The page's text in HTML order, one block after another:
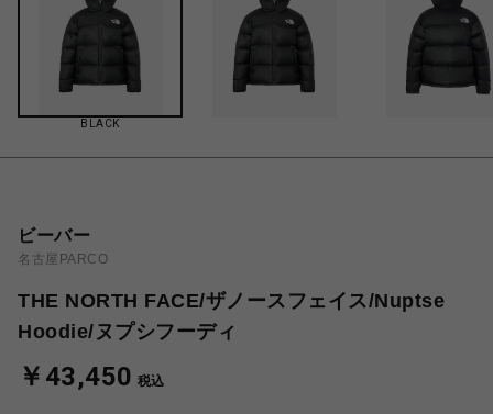
BLACK
ビーバー
名古屋PARCO
THE NORTH FACE/ザノースフェイス/Nuptse
Hoodie/ヌプシフーディ
￥43,450 税込